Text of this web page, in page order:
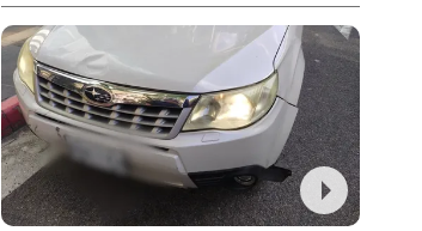
查，不僅未給申訴人說明機會，也未依規
定通報。刑事局晚間回應，「一切依照程
序處理，絕無隱匿不公情事。」